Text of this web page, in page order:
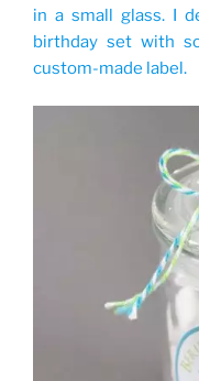
in a small glass. I
birthday set with
custom-made label.